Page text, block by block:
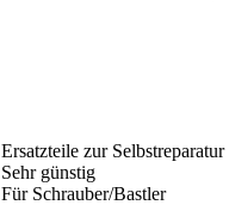
Ersatzteile zur Selbstreparatur
Sehr günstig
Für Schrauber/Bastler